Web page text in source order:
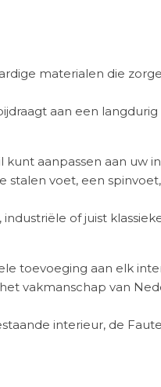
materialen die
aan een
aanpassen aan uw
voet, een
of juist
toevoeging aan elk
vakmanschap van
interieur, de